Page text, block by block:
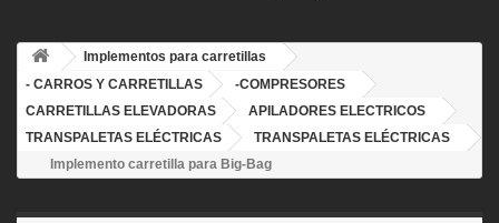
Implementos para carretillas
- CARROS Y CARRETILLAS
-COMPRESORES
CARRETILLAS ELEVADORAS
APILADORES ELECTRICOS
TRANSPALETAS ELÉCTRICAS
TRANSPALETAS ELÉCTRICAS
Implemento carretilla para Big-Bag